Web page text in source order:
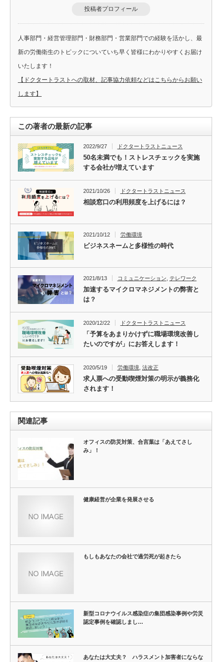
投稿者プロフィール
人事部門・経営管理部門・財務部門・営業部門での経験を活かし、最
新の労働衛生のトピックについていち早く皆様にわかりやすくお届け
いたします！
【ドクタートラストへの取材、記事協力依頼などはこちらからお願い
します】
この著者の最新の記事
2022/9/27 ドクタートラストニュース
50名未満でも！ストレスチェックを実施
する会社が増えています
2021/10/26 ドクタートラストニュース
相談窓口の利用頻度を上げるには？
2021/10/12 労働環境
ビジネスネームと多様性の時代
2021/8/13 コミュニケーション, テレワーク
加速するマイクロマネジメントの弊害と
は？
2020/12/22 ドクタートラストニュース
「予算をあまりかけずに職場環境改善し
たいのですが」にお答えします！
2020/5/19 労働環境, 法改正
求人票への受動喫煙対策の明示が義務化
されます！
関連記事
オフィスの防災対策、合言葉は「あえてさし
み」！
健康経営が企業を発展させる
もしもあなたの会社で過労死が起きたら
新型コロナウイルス感染症の集団感染事例や労災
認定事例を確認しまし…
あなたは大丈夫？ ハラスメント加害者にならな